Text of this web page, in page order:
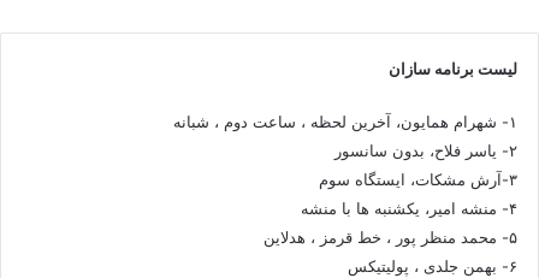
لیست برنامه سازان
۱- شهرام همایون، آخرین لحظه ، ساعت دوم ، شبانه
۲- یاسر فلاح، بدون سانسور
۳-آرش مشکات، ایستگاه سوم
۴- منشه امیر، یکشنبه ها با منشه
۵- محمد منظر پور ، خط قرمز ، هدلاین
۶- بهمن جلدی ، پولیتیکس